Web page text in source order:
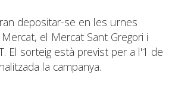
depositar-se en les urnes
el Mercat Sant Gregori i
El sorteig està previst per a l'1 de
la campanya.